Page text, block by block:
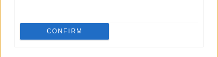
CONFIRM
Αιώνιοι φοιτητές: Η τελευταία